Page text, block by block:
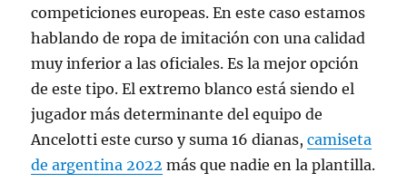
competiciones europeas. En este caso estamos
hablando de ropa de imitación con una calidad
muy inferior a las oficiales. Es la mejor opción
de este tipo. El extremo blanco está siendo el
jugador más determinante del equipo de
Ancelotti este curso y suma 16 dianas,camiseta
de argentina 2022 más que nadie en la plantilla.